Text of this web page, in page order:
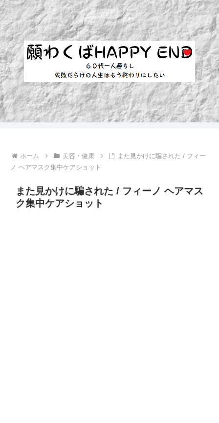
ホーム 美容・健康
また見かけに騙された / フィー
ノ ヘアマスク集中ケアショット
また見かけに騙された / フィーノ ヘアマス
ク集中ケアショット